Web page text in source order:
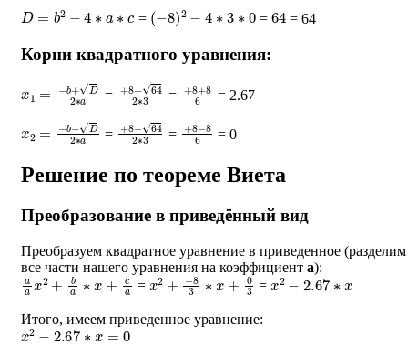
D= 2− a = (− 8)2− ∗ ∗ = 64 = 64
Корни квадратного уравнения:
+ D2∗ = + 8 + 642 3
= + 8 +8 = 2.67
b−D2∗ = +8−642 3
= +8−8 = 0
Решение по теореме Виета
Преобразование в приведённый вид
Преобразуем квадратное уравнение в приведенное (разделим
все части нашего уравнения на коэффициент a):
aax2+ba∗x+ca = x2+−83 ∗x+03 =x2−2.67∗
Итого, имеем приведенное уравнение:
x2−2.67∗x=0